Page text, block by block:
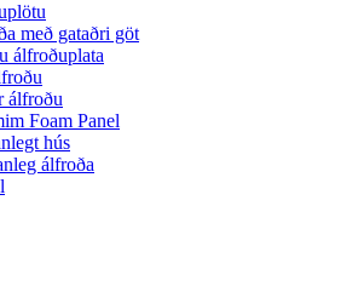
með gataðri göt
álfroðuplata
álfroðu
Foam Panel
hús
álfroða